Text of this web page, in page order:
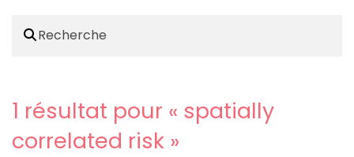
1 résultat pour « spatially
correlated risk »